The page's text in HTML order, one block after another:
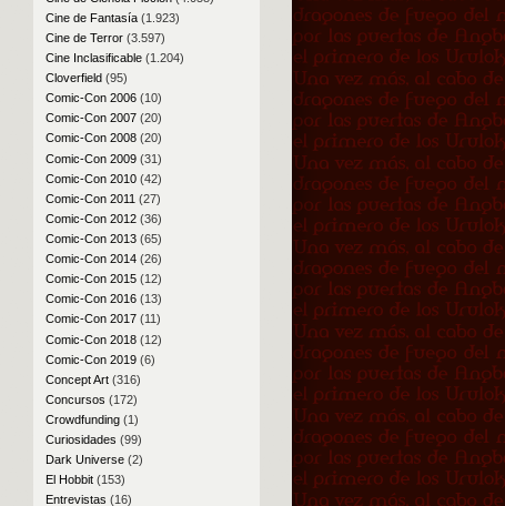
Cine de Fantasía(1.923)
Cine de Terror(3.597)
Cine Inclasificable(1.204)
Cloverfield(95)
Comic-Con 2006(10)
Comic-Con 2007(20)
Comic-Con 2008(20)
Comic-Con 2009(31)
Comic-Con 2010(42)
Comic-Con 2011 (27)
Comic-Con 2012(36)
Comic-Con 2013(65)
Comic-Con 2014(26)
Comic-Con 2015(12)
Comic-Con 2016(13)
Comic-Con 2017(11)
Comic-Con 2018(12)
Comic-Con 2019(6)
Concept Art(316)
Concursos (172)
Crowdfunding(1)
Curiosidades (99)
Dark Universe(2)
El Hobbit(153)
Entrevistas (16)